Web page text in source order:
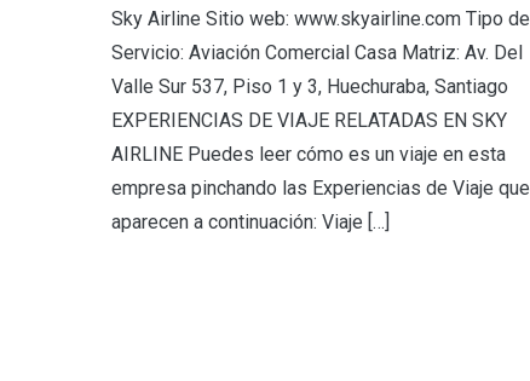
Sky Airline Sitio web: www.skyairline.com Tipo de
Servicio: Aviación Comercial Casa Matriz: Av. Del
Valle Sur 537, Piso 1 y 3, Huechuraba, Santiago
EXPERIENCIAS DE VIAJE RELATADAS EN SKY
AIRLINE Puedes leer cómo es un viaje en esta
empresa pinchando las Experiencias de Viaje que
aparecen a continuación: Viaje […]